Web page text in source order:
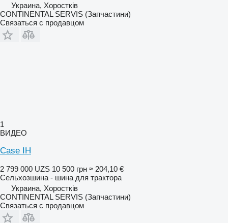
Украина, Хоростків
CONTINENTAL SERVIS (Запчастини)
Связаться с продавцом
1
ВИДЕО
Case IH
2 799 000 UZS 10 500 грн ≈ 204,10 €
Сельхозшина - шина для трактора
Украина, Хоростків
CONTINENTAL SERVIS (Запчастини)
Связаться с продавцом